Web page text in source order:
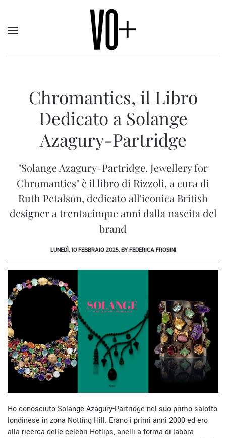
Chromantics, il Libro
Dedicato a Solange
Azagury-Partridge
"Solange Azagury-Partridge. Jewellery for
Chromantics" è il libro di Rizzoli, a cura di
Ruth Petalson, dedicato all'iconica British
designer a trentacinque anni dalla nascita del
brand
LUNEDÌ, 10 FEBBRAIO 2025, BY FEDERICA FROSINI
Ho conosciuto Solange Azagury-Partridge nel suo primo salotto
londinese in zona Notting Hill. Erano i primi anni 2000 ed ero
alla ricerca delle celebri Hotlips, anelli a forma di labbra